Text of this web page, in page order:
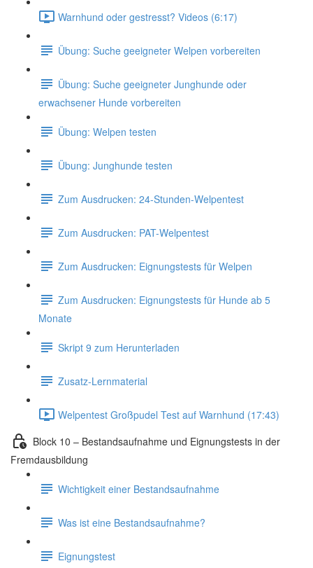
Warnhund oder gestresst? Videos (6:17)
Übung: Suche geeigneter Welpen vorbereiten
Übung: Suche geeigneter Junghunde oder
erwachsener Hunde vorbereiten
Übung: Welpen testen
Übung: Junghunde testen
Zum Ausdrucken: 24-Stunden-Welpentest
Zum Ausdrucken: PAT-Welpentest
Zum Ausdrucken: Eignungstests für Welpen
Zum Ausdrucken: Eignungstests für Hunde ab 5
Monate
Skript 9 zum Herunterladen
Zusatz-Lernmaterial
Welpentest Großpudel Test auf Warnhund (17:43)
Block 10 – Bestandsaufnahme und Eignungstests in der
Fremdausbildung
Wichtigkeit einer Bestandsaufnahme
Was ist eine Bestandsaufnahme?
Eignungstest